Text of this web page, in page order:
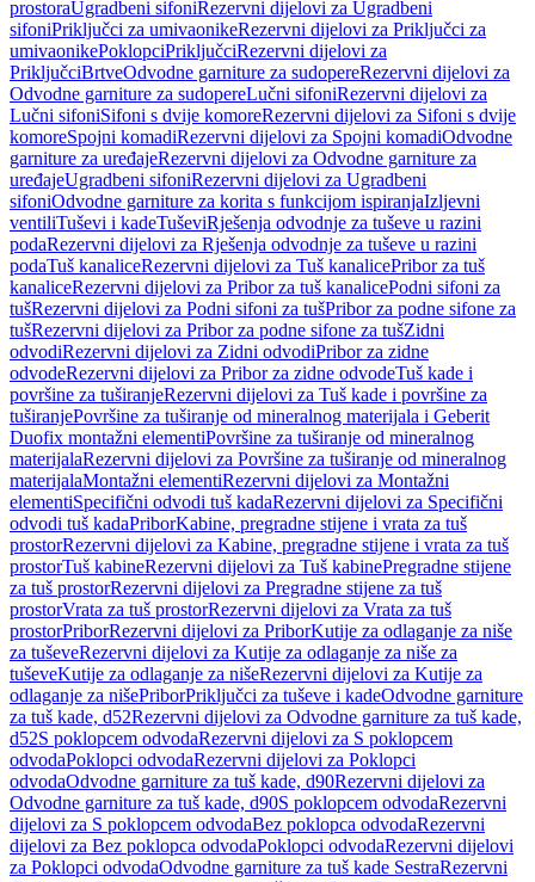
prostoraUgradbeni sifoniRezervni dijelovi za Ugradbeni
sifoniPriključci za umivaonikeRezervni dijelovi za Priključci za
umivaonikePoklopciPriključciRezervni dijelovi za
PriključciBrtveOdvodne garniture za sudopereRezervni dijelovi za
Odvodne garniture za sudopereLučni sifoniRezervni dijelovi za
Lučni sifoniSifoni s dvije komoreRezervni dijelovi za Sifoni s dvije
komoreSpojni komadiRezervni dijelovi za Spojni komadiOdvodne
garniture za uređajeRezervni dijelovi za Odvodne garniture za
uređajeUgradbeni sifoniRezervni dijelovi za Ugradbeni
sifoniOdvodne garniture za korita s funkcijom ispiranjaIzljevni
ventiliTuševi i kadeTuševiRješenja odvodnje za tuševe u razini
podaRezervni dijelovi za Rješenja odvodnje za tuševe u razini
podaTuš kanaliceRezervni dijelovi za Tuš kanalicePribor za tuš
kanaliceRezervni dijelovi za Pribor za tuš kanalicePodni sifoni za
tušRezervni dijelovi za Podni sifoni za tušPribor za podne sifone za
tušRezervni dijelovi za Pribor za podne sifone za tušZidni
odvodiRezervni dijelovi za Zidni odvodiPribor za zidne
odvodeRezervni dijelovi za Pribor za zidne odvodeTuš kade i
površine za tuširanjeRezervni dijelovi za Tuš kade i površine za
tuširanjePovršine za tuširanje od mineralnog materijala i Geberit
Duofix montažni elementiPovršine za tuširanje od mineralnog
materijalaRezervni dijelovi za Površine za tuširanje od mineralnog
materijalaMontažni elementiRezervni dijelovi za Montažni
elementiSpecifični odvodi tuš kadaRezervni dijelovi za Specifični
odvodi tuš kadaPriborKabine, pregradne stijene i vrata za tuš
prostorRezervni dijelovi za Kabine, pregradne stijene i vrata za tuš
prostorTuš kabineRezervni dijelovi za Tuš kabinePregradne stijene
za tuš prostorRezervni dijelovi za Pregradne stijene za tuš
prostorVrata za tuš prostorRezervni dijelovi za Vrata za tuš
prostorPriborRezervni dijelovi za PriborKutije za odlaganje za niše
za tuševeRezervni dijelovi za Kutije za odlaganje za niše za
tuševeKutije za odlaganje za nišeRezervni dijelovi za Kutije za
odlaganje za nišePriborPriključci za tuševe i kadeOdvodne garniture
za tuš kade, d52Rezervni dijelovi za Odvodne garniture za tuš kade,
d52S poklopcem odvodaRezervni dijelovi za S poklopcem
odvodaPoklopci odvodaRezervni dijelovi za Poklopci
odvodaOdvodne garniture za tuš kade, d90Rezervni dijelovi za
Odvodne garniture za tuš kade, d90S poklopcem odvodaRezervni
dijelovi za S poklopcem odvodaBez poklopca odvodaRezervni
dijelovi za Bez poklopca odvodaPoklopci odvodaRezervni dijelovi
za Poklopci odvodaOdvodne garniture za tuš kade SestraRezervni